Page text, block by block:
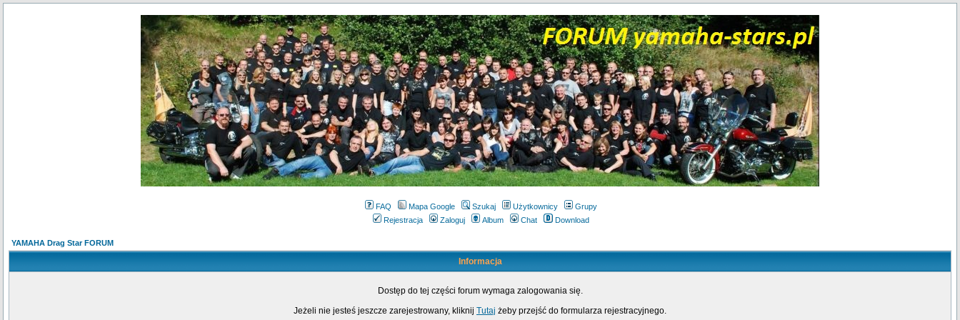
FAQ Mapa Google Szukaj Użytkownicy
Grupy
Rejestracja
Zaloguj Album Chat Download
YAMAHA Drag Star FORUM
Informacja
Dostęp do tej części forum wymaga zalogowania się.
Jeżeli nie jesteś jeszcze zarejestrowany, kliknij Tutaj żeby przejść do formularza rejestracyjnego.